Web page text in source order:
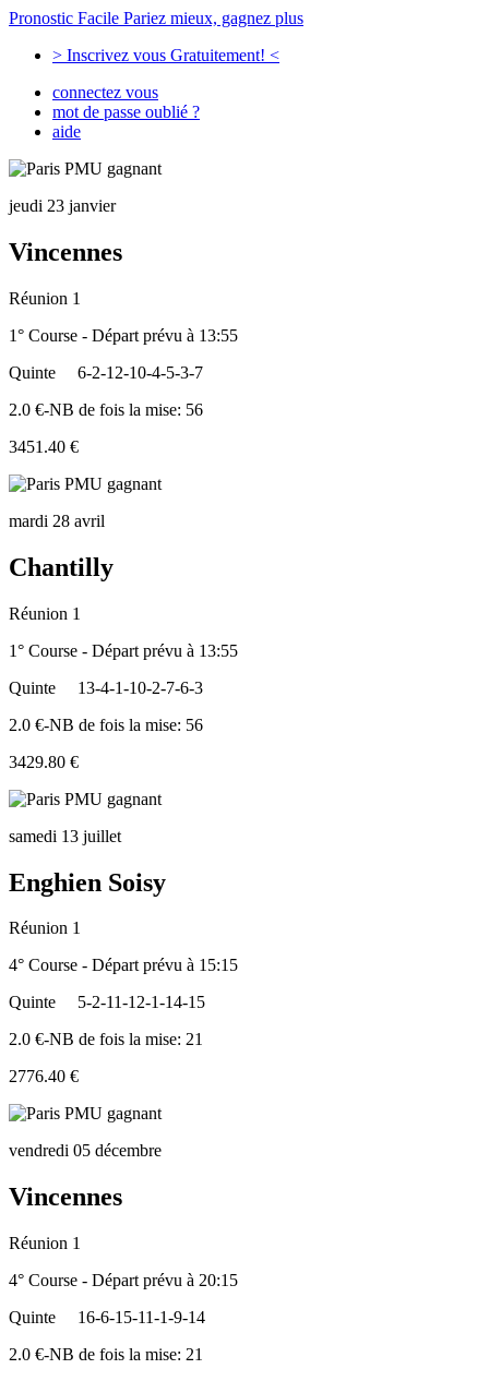
Pronostic Facile Pariez mieux, gagnez plus
> Inscrivez vous Gratuitement! <
connectez vous
mot de passe oublié ?
aide
jeudi 23 janvier
Vincennes
Réunion 1
1° Course - Départ prévu à 13:55
Quinte
6-2-12-10-4-5-3-7
2.0 €-NB de fois la mise: 56
3451.40 €
mardi 28 avril
Chantilly
Réunion 1
1° Course - Départ prévu à 13:55
Quinte
13-4-1-10-2-7-6-3
2.0 €-NB de fois la mise: 56
3429.80 €
samedi 13 juillet
Enghien Soisy
Réunion 1
4° Course - Départ prévu à 15:15
Quinte
5-2-11-12-1-14-15
2.0 €-NB de fois la mise: 21
2776.40 €
vendredi 05 décembre
Vincennes
Réunion 1
4° Course - Départ prévu à 20:15
Quinte
16-6-15-11-1-9-14
2.0 €-NB de fois la mise: 21